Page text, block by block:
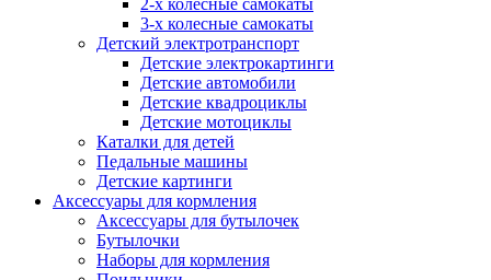
2-х колесные самокаты
3-х колесные самокаты
Детский электротранспорт
Детские электрокартинги
Детские автомобили
Детские квадроциклы
Детские мотоциклы
Каталки для детей
Педальные машины
Детские картинги
Аксессуары для кормления
Аксессуары для бутылочек
Бутылочки
Наборы для кормления